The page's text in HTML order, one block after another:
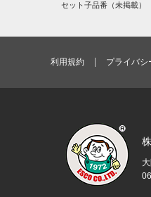
セット子品番（未掲載）
利用規約 プライバシ